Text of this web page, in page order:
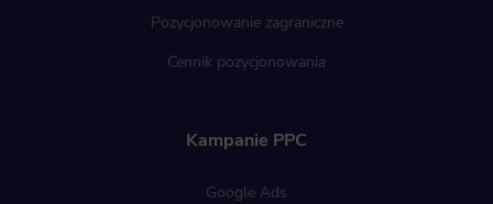
Pozycjonowanie zagraniczne
Cennik pozycjonowania
Kampanie PPC
Google Ads